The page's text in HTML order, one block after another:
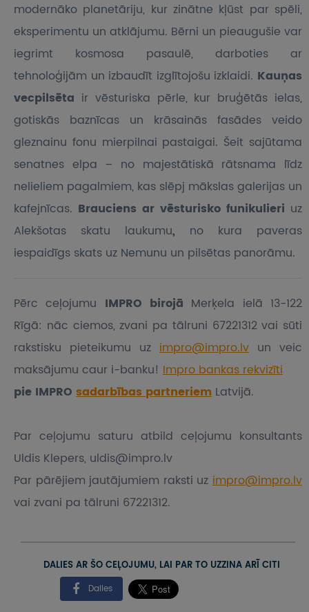
modernāko planetāriju, kur zinātne kļūst par spēli,
eksperimentu un atklājumu. Bērni un pieaugušie var
iegrimt kosmosa pasaulē, darboties ar
tehnoloģijām un izbaudīt izglītojošu izklaidi. Kauņas
vecpilsēta ir vēsturiska pērle, kur bruģētās ielas,
gotiskās baznīcas un krāsainās fasādes veido
gleznainu fonu mierpilnai pastaigai. Šeit sajūtama
senatnes elpa – no majestātiskā rātsnama līdz
nelieliem pagalmiem, kas slēpj mākslas galerijas un
kafejnīcas. Brauciens ar vēsturisko funikulieri uz
Alekšotas skatu laukumu, no kura paveras
iespaidīgs skats uz Nemunu un pilsētas panorāmu.
Pērc ceļojumu IMPRO birojā Merķela ielā 13-122
Rīgā: nāc ciemos, zvani pa tālruni 67221312 vai sūti
rakstisku pieteikumu uz impro@impro.lv un veic
maksājumu caur i-banku! Impro bankas rekvizīti
pie IMPRO sadarbības partneriem Latvijā.
Par ceļojumu saturu atbild ceļojumu konsultants
Uldis Klepers, uldis@impro.lv
Par pārējiem jautājumiem raksti uz impro@impro.lv
vai zvani pa tālruni 67221312.
DALIES AR ŠO CEĻOJUMU, LAI PAR TO UZZINA ARĪ CITI
Dalies